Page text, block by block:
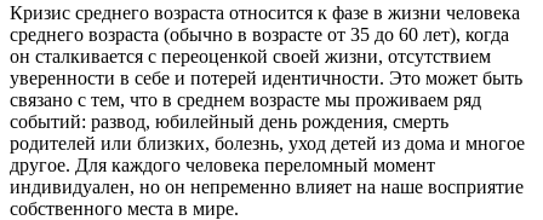
Кризис среднего возраста относится к фазе в жизни человека
среднего возраста (обычно в возрасте от 35 до 60 лет), когда
он сталкивается с переоценкой своей жизни, отсутствием
уверенности в себе и потерей идентичности. Это может быть
связано с тем, что в среднем возрасте мы проживаем ряд
событий: развод, юбилейный день рождения, смерть
родителей или близких, болезнь, уход детей из дома и многое
другое. Для каждого человека переломный момент
индивидуален, но он непременно влияет на наше восприятие
собственного места в мире.